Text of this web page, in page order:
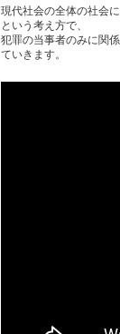
現代社会の全体の社会
という考え方で、
犯罪の当事者のみに関
ていきます。